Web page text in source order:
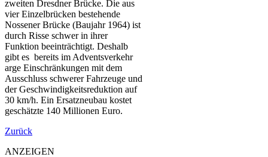
zweiten Dresdner Brücke. Die aus
vier Einzelbrücken bestehende
Nossener Brücke (Baujahr 1964) ist
durch Risse schwer in ihrer
Funktion beeinträchtigt. Deshalb
gibt es bereits im Adventsverkehr
arge Einschränkungen mit dem
Ausschluss schwerer Fahrzeuge und
der Geschwindigkeitsreduktion auf
30 km/h. Ein Ersatzneubau kostet
geschätzte 140 Millionen Euro.
Zurück
ANZEIGEN